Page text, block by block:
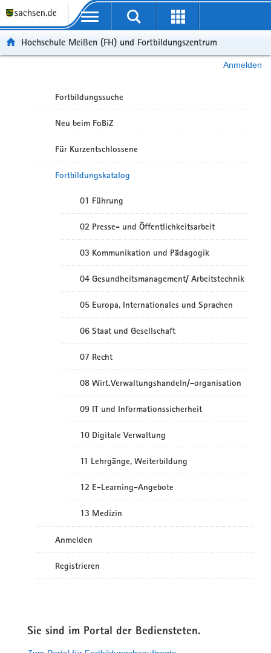
Portalübergreifende Navigation
Hochschule Meißen (FH) und Fortbildungszentrum
Anmelden
Fortbildungssuche
Neu beim FoBiZ
Für Kurzentschlossene
Fortbildungskatalog
01 Führung
02 Presse- und Öffentlichkeitsarbeit
03 Kommunikation und Pädagogik
04 Gesundheitsmanagement/ Arbeitstechnik
05 Europa, Internationales und Sprachen
06 Staat und Gesellschaft
07 Recht
08 Wirt.Verwaltungshandeln/-organisation
09 IT und Informationssicherheit
10 Digitale Verwaltung
11 Lehrgänge, Weiterbildung
12 E-Learning-Angebote
13 Medizin
Anmelden
Registrieren
Sie sind im Portal der Bediensteten.